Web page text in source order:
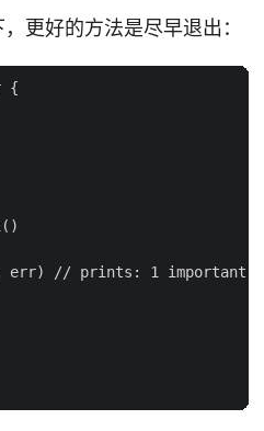
更好的方法是尽早退出：
{
err) // prints: 1 important